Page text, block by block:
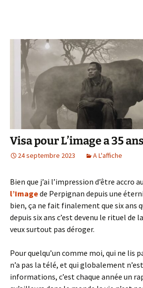
Visa pour L’image a 35 ans
24 septembre 2023 A L'affiche
Bien que j’ai l’impression d’être accro
l’Imagede Perpignan depuis une
bien, ça ne fait finalement que six ans
depuis six ans c’est devenu le rituel de
veux surtout pas déroger.
Pour quelqu’un comme moi, qui ne lis
n’a pas la télé, et qui globalement
informations, c’est chaque année un